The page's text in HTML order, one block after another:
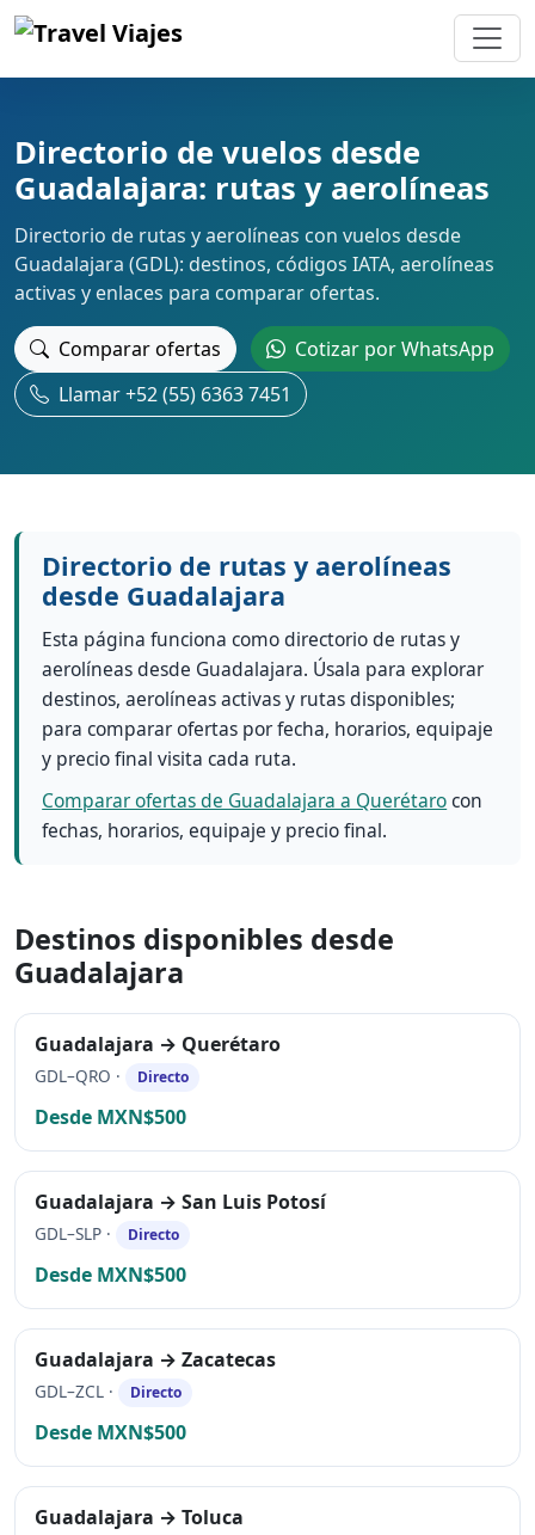
Directorio de vuelos desde
Guadalajara: rutas y aerolíneas
Directorio de rutas y aerolíneas con vuelos desde
Guadalajara (GDL): destinos, códigos IATA, aerolíneas
activas y enlaces para comparar ofertas.
Comparar ofertas
Cotizar por WhatsApp
Llamar +52 (55) 6363 7451
Directorio de rutas y aerolíneas
desde Guadalajara
Esta página funciona como directorio de rutas y
aerolíneas desde Guadalajara. Úsala para explorar
destinos, aerolíneas activas y rutas disponibles;
para comparar ofertas por fecha, horarios, equipaje
y precio final visita cada ruta.
Comparar ofertas de Guadalajara a Querétarocon
fechas, horarios, equipaje y precio final.
Destinos disponibles desde
Guadalajara
Guadalajara → Querétaro
GDL–QRO · Directo
Desde MXN$500
Guadalajara → San Luis Potosí
GDL–SLP · Directo
Desde MXN$500
Guadalajara → Zacatecas
GDL–ZCL · Directo
Desde MXN$500
Guadalajara → Toluca